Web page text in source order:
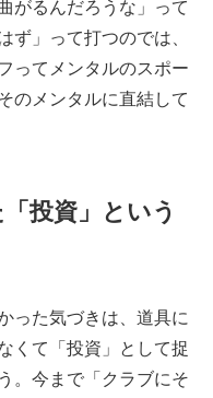
がるんだろうな」って
ず」って打つのでは、
ってメンタルのスポー
のメンタルに直結して
投資」という
った気づきは、道具に
くて「投資」として捉
。今まで「クラブにそ